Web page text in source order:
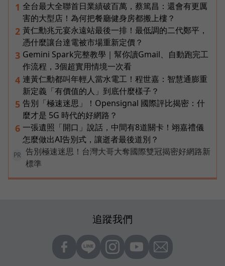
1 全台最大全聯首日業績破百萬，蔡篤昌：還會有更厲
害的大型店！為何把餐廳健身房都搬上樓？
2 黃仁勳兆元宴永遠站最後一排！最低調的二代鄭平，
憑什麼讓台達電被市場重新定價？
3 Gemini Spark完整教學｜幫你讀Gmail、自動跑完工
作流程，3個超實用情境一次看
4 連黃仁勳都叫年輕人當水電工！程世嘉：智慧通膨重
新定義「有價值的人」到底什麼樣子？
5 告別「極速迷思」！Opensignal 國際評比揭密：什
麼才是 5G 時代的好網路？
6 一張遺照「開口」說話，中間有8道關卡！翊嘉禮儀
怎麼做出AI告別式，讓逝者最後道別？
PR
告別極速迷思！台灣大哥大奪國際雙冠揭密好網路新
標準
追蹤我們